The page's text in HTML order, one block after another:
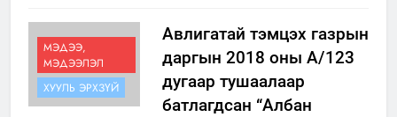
МЭДЭЭ,
МЭДЭЭЛЭЛ
ХУУЛЬ ЭРХЗҮЙ
Авлигатай тэмцэх газрын
даргын 2018 оны А/123
дугаар тушаалаар
батлагдсан “Албан